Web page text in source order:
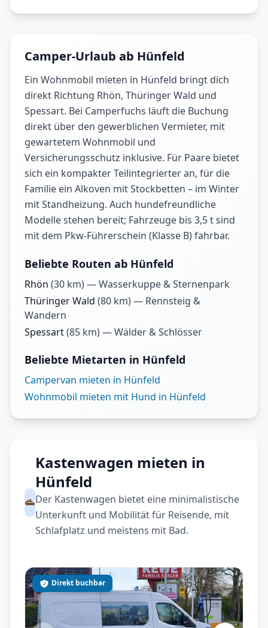
Camper-Urlaub ab Hünfeld
Ein Wohnmobil mieten in Hünfeld bringt dich
direkt Richtung Rhön, Thüringer Wald und
Spessart. Bei Camperfuchs läuft die Buchung
direkt über den gewerblichen Vermieter, mit
gewartetem Wohnmobil und
Versicherungsschutz inklusive. Für Paare bietet
sich ein kompakter Teilintegrierter an, für die
Familie ein Alkoven mit Stockbetten – im Winter
mit Standheizung. Auch hundefreundliche
Modelle stehen bereit; Fahrzeuge bis 3,5 t sind
mit dem Pkw-Führerschein (Klasse B) fahrbar.
Beliebte Routen ab Hünfeld
Rhön (30 km) —Wasserkuppe & Sternenpark
Thüringer Wald (80 km) — Rennsteig &
Wandern
Spessart(85 km) —Wälder & Schlösser
Beliebte Mietarten in Hünfeld
Campervan mieten in Hünfeld
Wohnmobil mieten mit Hund in Hünfeld
Kastenwagen mieten in
Hünfeld
Der Kastenwagen bietet eine minimalistische
Unterkunft und Mobilität für Reisende, mit
Schlafplatz und meistens mit Bad.
Direkt buchbar